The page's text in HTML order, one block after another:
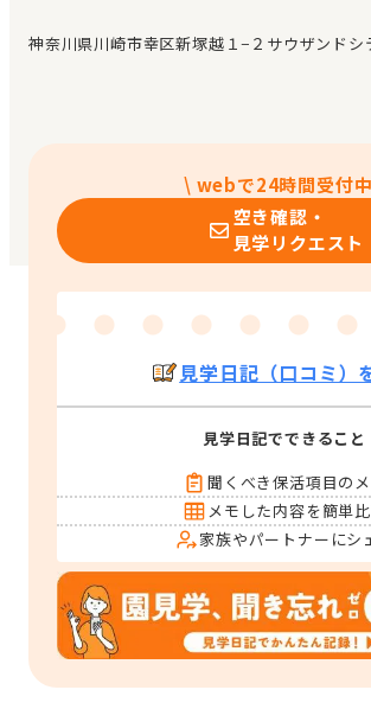
エンクルの特徴と活用方法
神奈川県川崎市幸区新塚越１−２サウザンドシ
\ webで24時間受付
空き確認・
見学リクエスト
見学日記（口コミ）
見学日記でできること
聞くべき保活項目の
メモした内容を簡単
家族やパートナーにシ